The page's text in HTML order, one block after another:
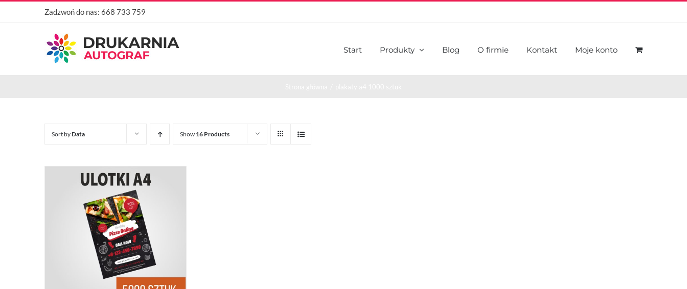
Przejdź
Zadzwoń do nas: 668 733 759
Start Produkty Blog O firmie Kontakt Moje konto
Sort byData Show 16 Products